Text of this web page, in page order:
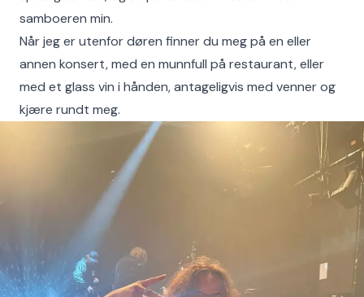
samboeren min.
Når jeg er utenfor døren finner du meg på en eller
annen konsert, med en munnfull på restaurant, eller
med et glass vin i hånden, antageligvis med venner og
kjære rundt meg.